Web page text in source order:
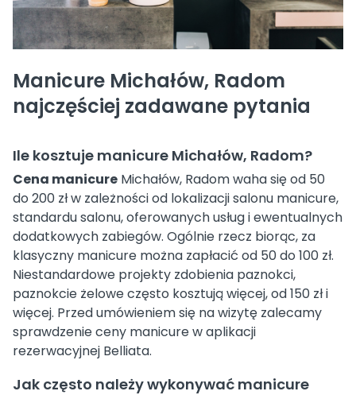
Manicure Michałów, Radom
najczęściej zadawane pytania
Ile kosztuje manicure Michałów, Radom?
Cena manicure Michałów, Radom waha się od 50
do 200 zł w zależności od lokalizacji salonu manicure,
standardu salonu, oferowanych usług i ewentualnych
dodatkowych zabiegów. Ogólnie rzecz biorąc, za
klasyczny manicure można zapłacić od 50 do 100 zł.
Niestandardowe projekty zdobienia paznokci,
paznokcie żelowe często kosztują więcej, od 150 zł i
więcej. Przed umówieniem się na wizytę zalecamy
sprawdzenie ceny manicure w aplikacji
rezerwacyjnej Belliata.
Jak często należy wykonywać manicure